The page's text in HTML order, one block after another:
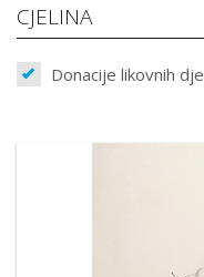
CJELINA
Donacije likovnih